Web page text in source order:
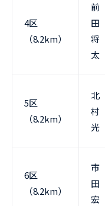
4区
（8.2km）
前
田
将
太
5区
（8.2km）
北
村
光
6区
（8.2km）
市
田
宏